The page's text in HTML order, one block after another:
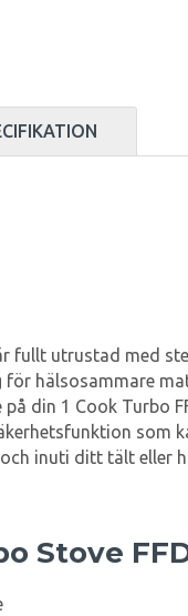
fullt utrustad med
för hälsosammare
din 1 Cook Turbo
som
inuti ditt tält eller
Stove